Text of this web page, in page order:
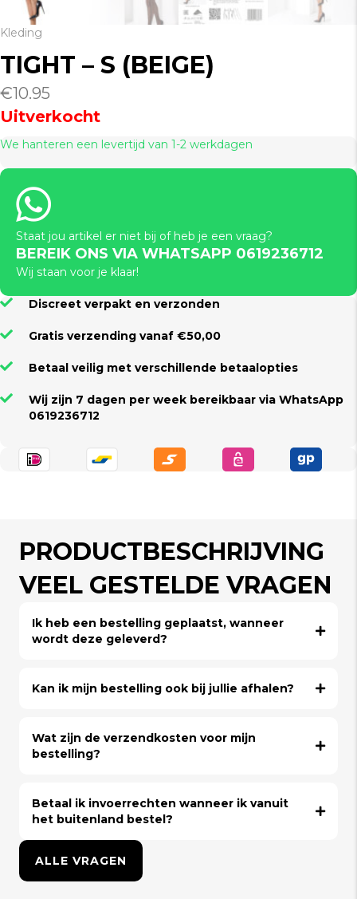
Kleding
TIGHT – S (BEIGE)
€10.95
Uitverkocht
We hanteren een levertijd van 1-2 werkdagen
Staat jou artikel er niet bij of heb je een vraag?
BEREIK ONS VIA WHATSAPP 0619236712
Wij staan voor je klaar!
Discreet verpakt en verzonden
Gratis verzending vanaf €50,00
Betaal veilig met verschillende betaalopties
Wij zijn 7 dagen per week bereikbaar via WhatsApp
0619236712
PRODUCTBESCHRIJVING
VEEL GESTELDE VRAGEN
Ik heb een bestelling geplaatst, wanneer
wordt deze geleverd?
Kan ik mijn bestelling ook bij jullie afhalen?
Wat zijn de verzendkosten voor mijn
bestelling?
Betaal ik invoerrechten wanneer ik vanuit
het buitenland bestel?
ALLE VRAGEN